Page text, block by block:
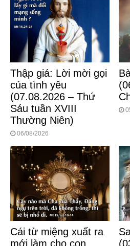
Thập giá: Lời mời gọi
của tình yêu
(07.08.2026 – Thứ
Sáu tuần XVIII
Thường Niên)
06/08/2026
Cái từ miệng xuất ra
mới làm cho con